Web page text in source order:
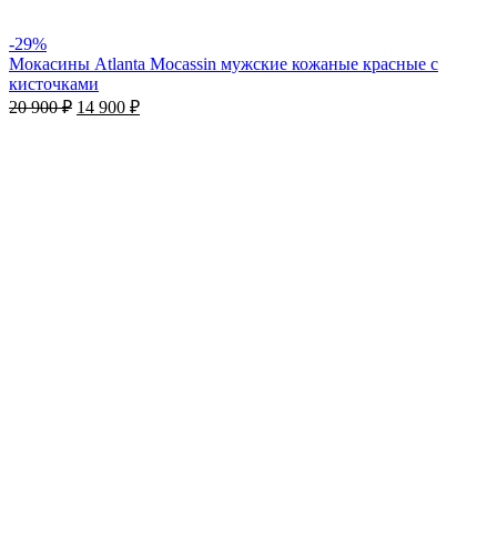
-29%
Мокасины Atlanta Mocassin мужские кожаные красные с
кисточками
20 900₽ 14 900 ₽